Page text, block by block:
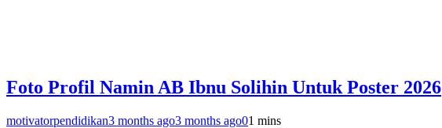
Foto Profil Namin AB Ibnu Solihin Untuk Poster 2026
motivatorpendidikan3 months ago3 months ago01 mins